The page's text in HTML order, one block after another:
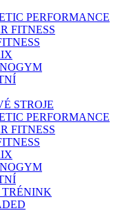
PERFORMANCE
FITNESS
STROJE
PERFORMANCE
FITNESS